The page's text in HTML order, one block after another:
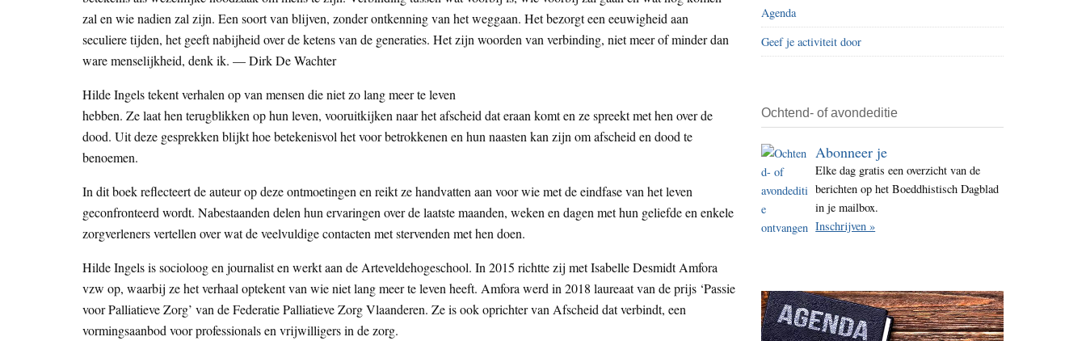
i
t
e
zal en wie nadien zal zijn. Een soort van blijven, zonder ontkenning van het weggaan. Het bezorgt een eeuwigheid aan
seculiere tijden, het geeft nabijheid over de ketens van de generaties. Het zijn woorden van verbinding, niet meer of minder dan
ware menselijkheid, denk ik. — Dirk De Wachter
Hilde Ingels tekent verhalen op van mensen die niet zo lang meer te leven
hebben. Ze laat hen terugblikken op hun leven, vooruitkijken naar het afscheid dat eraan komt en ze spreekt met hen over de
dood. Uit deze gesprekken blijkt hoe betekenisvol het voor betrokkenen en hun naasten kan zijn om afscheid en dood te
benoemen.
In dit boek reflecteert de auteur op deze ontmoetingen en reikt ze handvatten aan voor wie met de eindfase van het leven
geconfronteerd wordt. Nabestaanden delen hun ervaringen over de laatste maanden, weken en dagen met hun geliefde en enkele
zorgverleners vertellen over wat de veelvuldige contacten met stervenden met hen doen.
Hilde Ingels is socioloog en journalist en werkt aan de Arteveldehogeschool. In 2015 richtte zij met Isabelle Desmidt Amfora
vzw op, waarbij ze het verhaal optekent van wie niet lang meer te leven heeft. Amfora werd in 2018 laureaat van de prijs ‘Passie
voor Palliatieve Zorg’ van de Federatie Palliatieve Zorg Vlaanderen. Ze is ook oprichter van Afscheid dat verbindt, een
vormingsaanbod voor professionals en vrijwilligers in de zorg.
Agenda
Geef je activiteit door
Ochtend- of avondeditie
Abonneer je
Elke dag gratis een overzicht van de
berichten op het Boeddhistisch Dagblad
in je mailbox.
Inschrijven »